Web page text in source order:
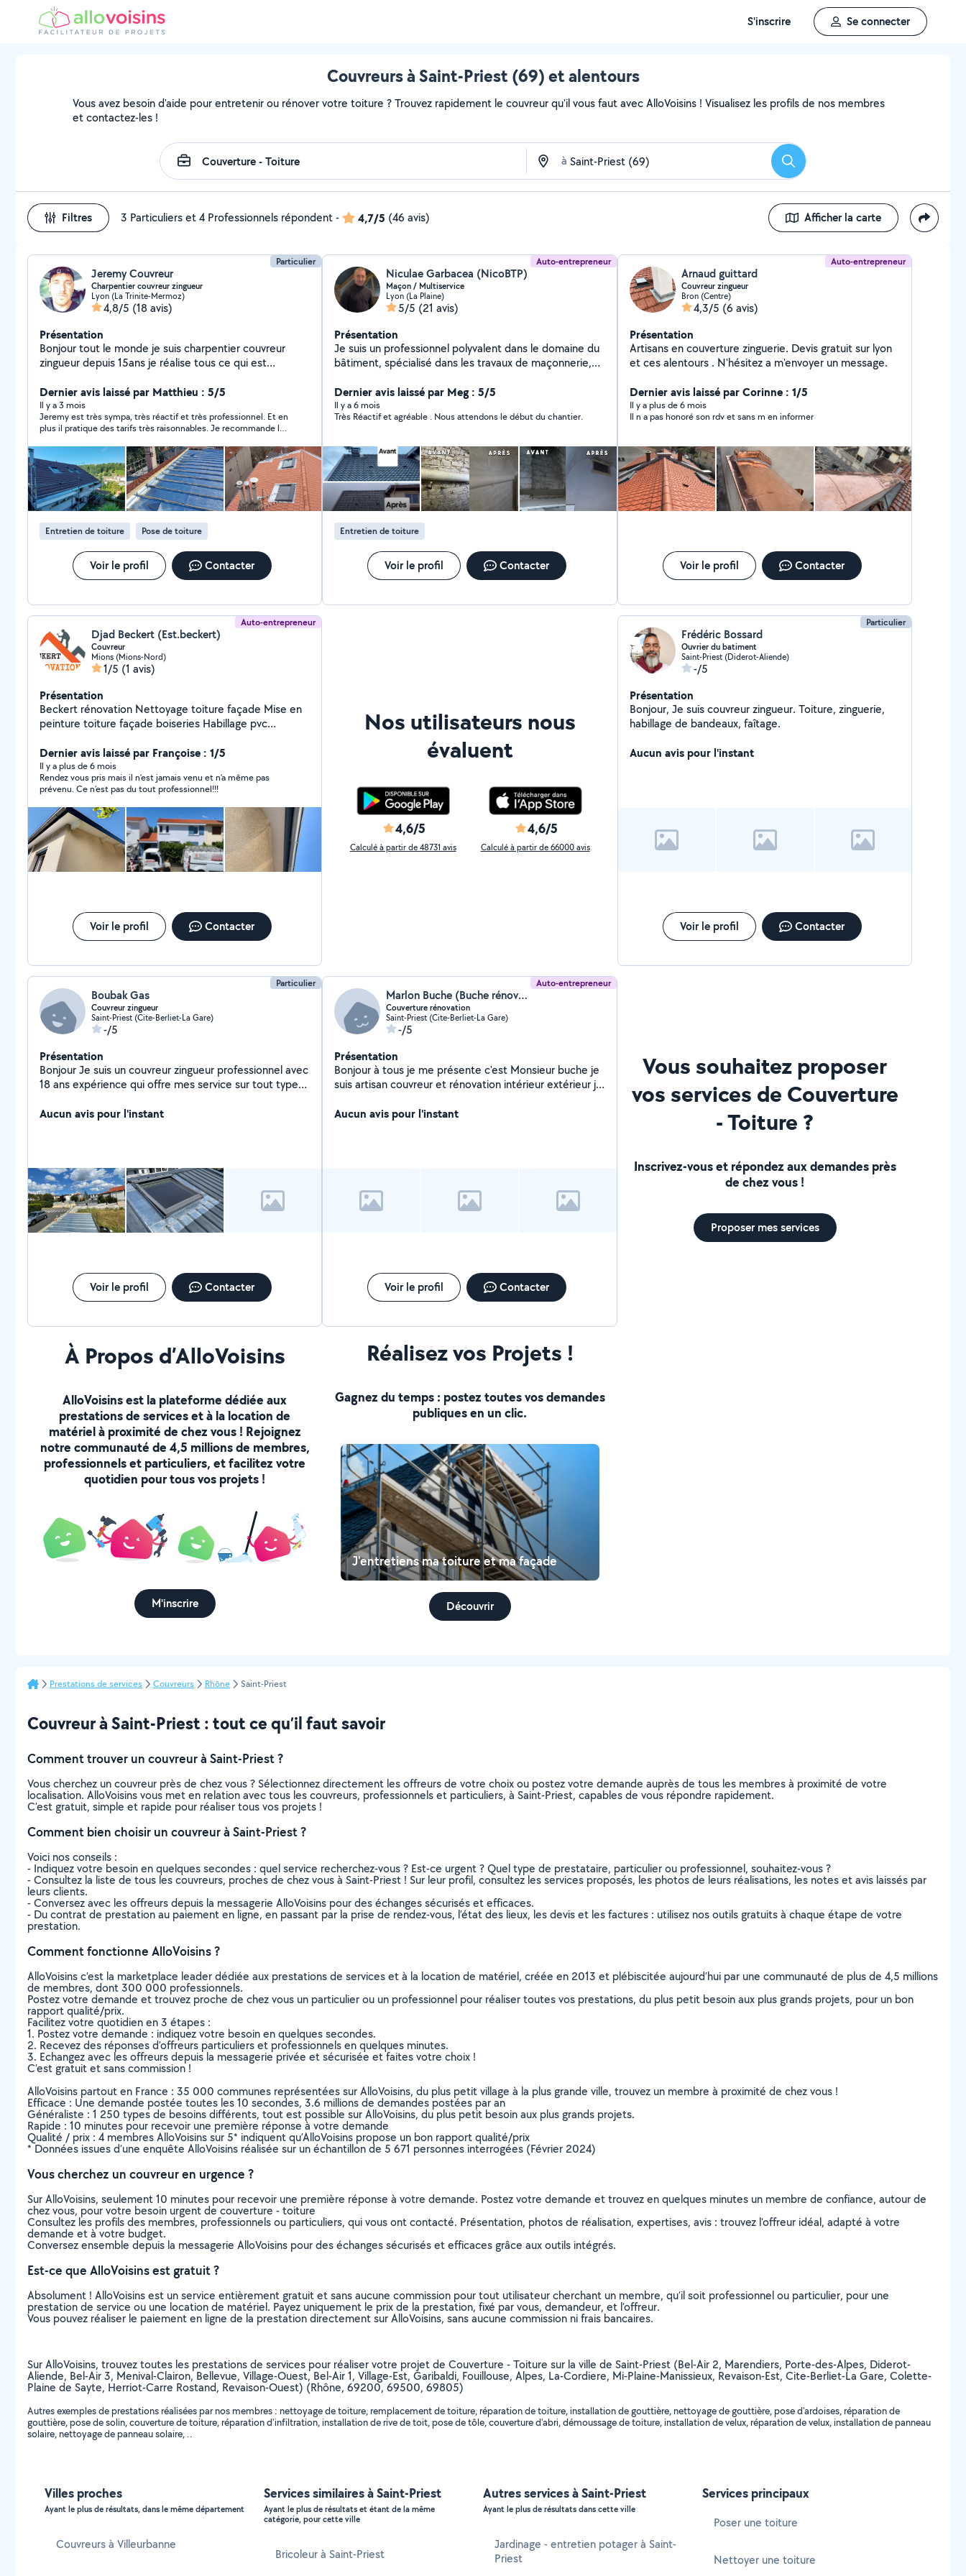
S'inscrire Se connecter
Couvreurs à Saint-Priest (69) et alentours
Vous avez besoin d'aide pour entretenir ou rénover votre toiture ? Trouvez rapidement le couvreur qu'il vous faut avec AlloVoisins ! Visualisez les profils de nos membres
et contactez-les !
à Rechercher
Filtres 3 Particuliers et 4 Professionnels répondent- 4,7/5 (46 avis) Afficher la carte
Particulier
Jeremy Couvreur
Charpentier couvreur zingueur
Lyon (La Trinite-Mermoz)
4,8/5 (18 avis)
Présentation
Bonjour tout le monde je suis charpentier couvreur
zingueur depuis 15ans je réalise tous ce qui est
couverture , création de velux , gouttières zinc,
entourage de cheminée, habillage bandeaux).
Dernier avis laissé par Matthieu : 5/5
Il y a 3 mois
Jeremy est très sympa, très réactif et très professionnel. Et en
plus il pratique des tarifs très raisonnables. Je recommande les
Entretien de toiture Pose de toiture
Voir le profil Contacter
Auto-entrepreneur
Niculae Garbacea (NicoBTP)
Maçon / Multiservice
Lyon (La Plaine)
5/5 (21 avis)
Présentation
Je suis un professionnel polyvalent dans le domaine du
bâtiment, spécialisé dans les travaux de maçonnerie,
et encore plus. Fort de plus de 20 ans d'expérience,
quel que soit votre besoin dans le domaine du
bâtiment, je suis là pour vous aider.
Dernier avis laissé par Meg : 5/5
Il y a 6 mois
Très Réactif et agréable . Nous attendons le début du chantier.
Entretien de toiture
Voir le profil Contacter
Auto-entrepreneur
Arnaud guittard
Couvreur zingueur
Bron (Centre)
4,3/5 (6 avis)
Présentation
Artisans en couverture zinguerie. Devis gratuit sur lyon
et ces alentours . N'hésitez a m'envoyer un message.
Dernier avis laissé par Corinne : 1/5
Il y a plus de 6 mois
Il n a pas honoré son rdv et sans m en informer
Voir le profil Contacter
Auto-entrepreneur
Djad Beckert (Est.beckert)
Couvreur
Mions (Mions-Nord)
1/5 (1 avis)
Présentation
Beckert rénovation Nettoyage toiture façade Mise en
peinture toiture façade boiseries Habillage pvc
Réparation et changement de gouttière Nettoyage de
gouttière Détection de fuite Vérification, De Toiture
gratuit LOCATION DE BENNE DE 3 a 10 mètres cubes
Déplacement Loire Rhône Alpes Tous déchets
Dernier avis laissé par Françoise : 1/5
Il y a plus de 6 mois
Rendez vous pris mais il n’est jamais venu et n’a même pas
prévenu. Ce n’est pas du tout professionnel!!!
Voir le profil Contacter
Nos utilisateurs nous
évaluent
4,6/5
Calculé à partir de 48731 avis
4,6/5
Calculé à partir de 66000 avis
Particulier
Frédéric Bossard
Ouvrier du batiment
Saint-Priest (Diderot-Aliende)
-/5
Présentation
Bonjour, Je suis couvreur zingueur. Toiture, zinguerie,
habillage de bandeaux, faîtage.
Aucun avis pour l'instant
Voir le profil Contacter
Particulier
Boubak Gas
Couvreur zingueur
Saint-Priest (Cite-Berliet-La Gare)
-/5
Présentation
Bonjour Je suis un couvreur zingueur professionnel avec
18 ans expérience qui offre mes service sur tout type
fuite et dépannage 6 jour sur 7 et 24/24 et je suis
Aucun avis pour l'instant
Voir le profil Contacter
Auto-entrepreneur
Marlon Buche (Buche rénovation)
Couverture rénovation
Saint-Priest (Cite-Berliet-La Gare)
-/5
Présentation
Bonjour à tous je me présente c'est Monsieur buche je
suis artisan couvreur et rénovation intérieur extérieur je
le devis et le déplacement est gratuit et l'inspection de
Aucun avis pour l'instant
Voir le profil Contacter
Vous souhaitez proposer
vos services de Couverture
- Toiture ?
Inscrivez-vous et répondez aux demandes près
de chez vous !
Proposer mes services
À Propos d’AlloVoisins
AlloVoisins est la plateforme dédiée aux
prestations de services et à la location de
matériel à proximité de chez vous ! Rejoignez
notre communauté de 4,5 millions de membres,
professionnels et particuliers, et facilitez votre
quotidien pour tous vos projets !
M'inscrire
Réalisez vos Projets !
Gagnez du temps : postez toutes vos demandes
publiques en un clic.
J'entretiens ma toiture et ma façade
Découvrir
Prestations de services Couvreurs Rhône Saint-Priest
Couvreur à Saint-Priest : tout ce qu’il faut savoir
Comment trouver un couvreur à Saint-Priest ?
Vous cherchez un couvreur près de chez vous ? Sélectionnez directement les offreurs de votre choix ou postez votre demande auprès de tous les membres à proximité de votre
localisation. AlloVoisins vous met en relation avec tous les couvreurs, professionnels et particuliers, à Saint-Priest, capables de vous répondre rapidement.
C’est gratuit, simple et rapide pour réaliser tous vos projets !
Comment bien choisir un couvreur à Saint-Priest ?
Voici nos conseils :
- Indiquez votre besoin en quelques secondes : quel service recherchez-vous ? Est-ce urgent ? Quel type de prestataire, particulier ou professionnel, souhaitez-vous ?
- Consultez la liste de tous les couvreurs, proches de chez vous à Saint-Priest ! Sur leur profil, consultez les services proposés, les photos de leurs réalisations, les notes et avis laissés par
leurs clients.
- Conversez avec les offreurs depuis la messagerie AlloVoisins pour des échanges sécurisés et efficaces.
- Du contrat de prestation au paiement en ligne, en passant par la prise de rendez-vous, l’état des lieux, les devis et les factures : utilisez nos outils gratuits à chaque étape de votre
prestation.
Comment fonctionne AlloVoisins ?
AlloVoisins c’est la marketplace leader dédiée aux prestations de services et à la location de matériel, créée en 2013 et plébiscitée aujourd’hui par une communauté de plus de 4,5 millions
de membres, dont 300 000 professionnels.
Postez votre demande et trouvez proche de chez vous un particulier ou un professionnel pour réaliser toutes vos prestations, du plus petit besoin aux plus grands projets, pour un bon
rapport qualité/prix.
Facilitez votre quotidien en 3 étapes :
1. Postez votre demande : indiquez votre besoin en quelques secondes.
2. Recevez des réponses d’offreurs particuliers et professionnels en quelques minutes.
3. Echangez avec les offreurs depuis la messagerie privée et sécurisée et faites votre choix !
C’est gratuit et sans commission !
AlloVoisins partout en France : 35 000 communes représentées sur AlloVoisins, du plus petit village à la plus grande ville, trouvez un membre à proximité de chez vous !
Efficace : Une demande postée toutes les 10 secondes, 3.6 millions de demandes postées par an
Généraliste : 1 250 types de besoins différents, tout est possible sur AlloVoisins, du plus petit besoin aux plus grands projets.
Rapide : 10 minutes pour recevoir une première réponse à votre demande
Qualité / prix : 4 membres AlloVoisins sur 5* indiquent qu’AlloVoisins propose un bon rapport qualité/prix
* Données issues d’une enquête AlloVoisins réalisée sur un échantillon de 5 671 personnes interrogées (Février 2024)
Vous cherchez un couvreur en urgence ?
Sur AlloVoisins, seulement 10 minutes pour recevoir une première réponse à votre demande. Postez votre demande et trouvez en quelques minutes un membre de confiance, autour de
chez vous, pour votre besoin urgent de couverture - toiture
Consultez les profils des membres, professionnels ou particuliers, qui vous ont contacté. Présentation, photos de réalisation, expertises, avis : trouvez l'offreur idéal, adapté à votre
demande et à votre budget.
Conversez ensemble depuis la messagerie AlloVoisins pour des échanges sécurisés et efficaces grâce aux outils intégrés.
Est-ce que AlloVoisins est gratuit ?
Absolument ! AlloVoisins est un service entièrement gratuit et sans aucune commission pour tout utilisateur cherchant un membre, qu’il soit professionnel ou particulier, pour une
prestation de service ou une location de matériel. Payez uniquement le prix de la prestation, fixé par vous, demandeur, et l’offreur.
Vous pouvez réaliser le paiement en ligne de la prestation directement sur AlloVoisins, sans aucune commission ni frais bancaires.
Sur AlloVoisins, trouvez toutes les prestations de services pour réaliser votre projet de Couverture - Toiture sur la ville de Saint-Priest (Bel-Air 2, Marendiers, Porte-des-Alpes, Diderot-
Aliende, Bel-Air 3, Menival-Clairon, Bellevue, Village-Ouest, Bel-Air 1, Village-Est, Garibaldi, Fouillouse, Alpes, La-Cordiere, Mi-Plaine-Manissieux, Revaison-Est, Cite-Berliet-La Gare, Colette-
Plaine de Sayte, Herriot-Carre Rostand, Revaison-Ouest) (Rhône, 69200, 69500, 69805)
Autres exemples de prestations réalisées par nos membres : nettoyage de toiture, remplacement de toiture, réparation de toiture, installation de gouttière, nettoyage de gouttière, pose d'ardoises, réparation de
gouttière, pose de solin, couverture de toiture, réparation d'infiltration, installation de rive de toit, pose de tôle, couverture d'abri, démoussage de toiture, installation de velux, réparation de velux, installation de panneau
solaire, nettoyage de panneau solaire, ..
Villes proches
Ayant le plus de résultats, dans le même département
Couvreurs à Villeurbanne
Services similaires à Saint-Priest
Ayant le plus de résultats et étant de la même
catégorie, pour cette ville
Bricoleur à Saint-Priest
Autres services à Saint-Priest
Ayant le plus de résultats dans cette ville
Jardinage - entretien potager à Saint-
Priest
Services principaux
Poser une toiture
Nettoyer une toiture